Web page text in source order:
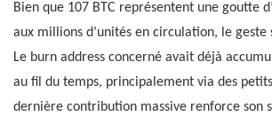
Bien que 107 BTC représentent une goutte
aux millions d’unités en circulation, le
Le burn address concerné avait déjà
au fil du temps, principalement via des
dernière contribution massive renforce son